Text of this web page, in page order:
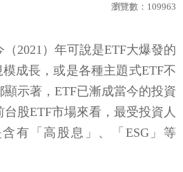
瀏覽數： 109963
2021）年可說是ETF大爆發的
成長，或是各種主題式ETF不
示著，ETF已漸成當今的投資
股ETF市場來看，最受投資人
有「高股息」、「ESG」等